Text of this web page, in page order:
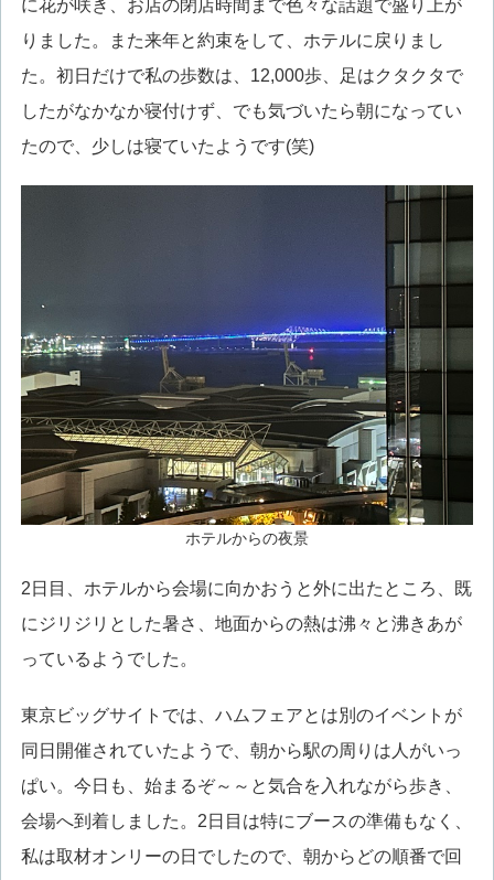
に花が咲き、お店の閉店時間まで色々な話題で盛り上が
りました。また来年と約束をして、ホテルに戻りまし
た。初日だけで私の歩数は、12,000歩、足はクタクタで
したがなかなか寝付けず、でも気づいたら朝になってい
たので、少しは寝ていたようです(笑)
ホテルからの夜景
2日目、ホテルから会場に向かおうと外に出たところ、既
にジリジリとした暑さ、地面からの熱は沸々と沸きあが
っているようでした。
東京ビッグサイトでは、ハムフェアとは別のイベントが
同日開催されていたようで、朝から駅の周りは人がいっ
ぱい。今日も、始まるぞ～～と気合を入れながら歩き、
会場へ到着しました。2日目は特にブースの準備もなく、
私は取材オンリーの日でしたので、朝からどの順番で回